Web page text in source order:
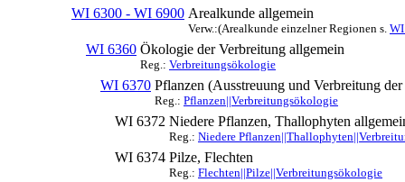
WI 6300 - WI 6900 Arealkunde allgemein
Verw.:(Arealkunde einzelner Regionen s.
WI 6360 Ökologie der Verbreitung allgemein
Reg.: Verbreitungsökologie
WI 6370 Pflanzen (Ausstreuung und Verbreitung
Reg.: Pflanzen||Verbreitungsökologie
WI 6372 Niedere Pflanzen, Thallophyten
Reg.: Niedere
WI 6374 Pilze, Flechten
Reg.: Flechten||Pilze||Verbreitungsökologie